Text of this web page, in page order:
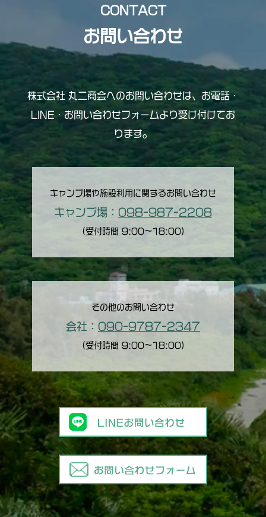
CONTACT
お問い合わせ
株式会社 丸二商会へのお問い合わせは、 お電話・
LINE・お問い合わせフォームより受け付けてお
ります。
キャンプ場や施設利用に関するお問い合わせ
キャンプ場： 098-987-2208
（受付時間 9:00〜18:00）
その他のお問い合わせ
会社： 090-9787-2347
（受付時間 9:00〜18:00）